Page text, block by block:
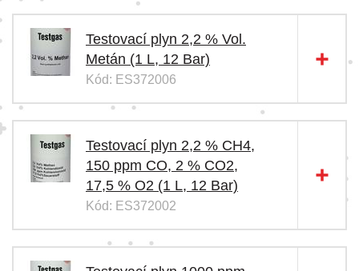
Testovací plyn 2,2 % Vol.
Metán (1 L, 12 Bar)
Kód: ES372006
Testovací plyn 2,2 % CH4,
150 ppm CO, 2 % CO2,
17,5 % O2 (1 L, 12 Bar)
Kód: ES372002